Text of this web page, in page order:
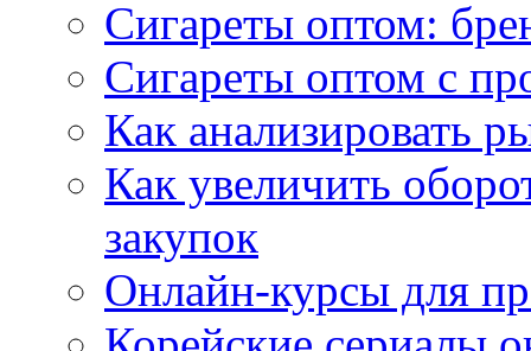
Сигареты оптом:
Сигареты оптом с
Как анализировать
Как увеличить
закупок
Онлайн-курсы для